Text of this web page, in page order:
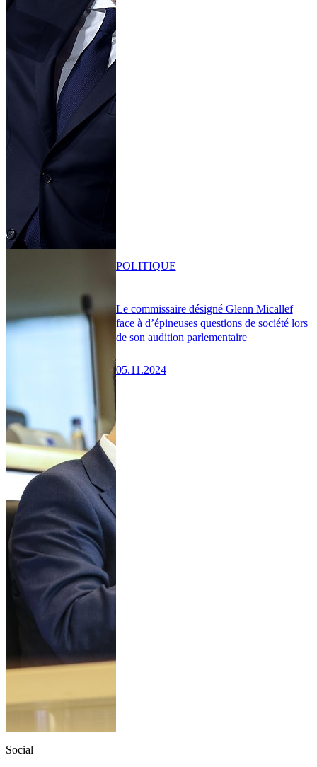
Le commissaire désigné Glenn Micallef
face à d’épineuses questions de société lors
de son audition parlementaire
05.11.2024
POLITIQUE
Social